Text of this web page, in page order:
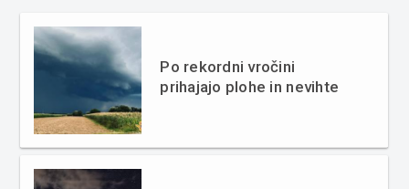
Po rekordni vročini
prihajajo plohe in nevihte